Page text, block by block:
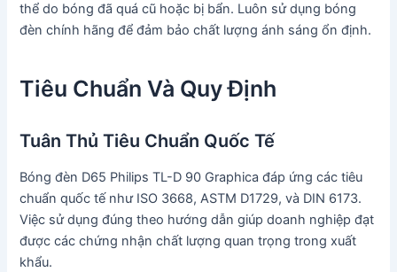
thể do bóng đã quá cũ hoặc bị bẩn. Luôn sử dụng bóng
đèn chính hãng để đảm bảo chất lượng ánh sáng ổn định.
Tiêu Chuẩn Và Quy Định
Tuân Thủ Tiêu Chuẩn Quốc Tế
Bóng đèn D65 Philips TL-D 90 Graphica đáp ứng các tiêu
chuẩn quốc tế như ISO 3668, ASTM D1729, và DIN 6173.
Việc sử dụng đúng theo hướng dẫn giúp doanh nghiệp đạt
được các chứng nhận chất lượng quan trọng trong xuất
khẩu.